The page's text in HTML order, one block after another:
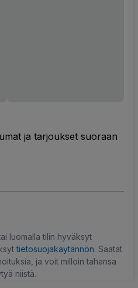
ja tarjoukset suoraan
luomalla tilin hyväksyt
tietosuojakäytännön. Saatat
ja voit milloin tahansa
niistä.